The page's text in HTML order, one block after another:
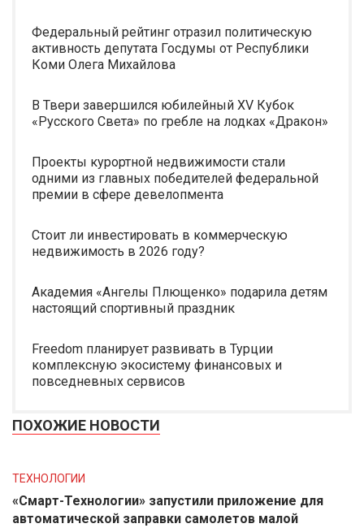
Федеральный рейтинг отразил политическую
активность депутата Госдумы от Республики
Коми Олега Михайлова
В Твери завершился юбилейный XV Кубок
«Русского Света» по гребле на лодках «Дракон»
Проекты курортной недвижимости стали
одними из главных победителей федеральной
премии в сфере девелопмента
Стоит ли инвестировать в коммерческую
недвижимость в 2026 году?
Академия «Ангелы Плющенко» подарила детям
настоящий спортивный праздник
Freedom планирует развивать в Турции
комплексную экосистему финансовых и
повседневных сервисов
ПОХОЖИЕ НОВОСТИ
ТЕХНОЛОГИИ
«Смарт-Технологии» запустили приложение для
автоматической заправки самолетов малой